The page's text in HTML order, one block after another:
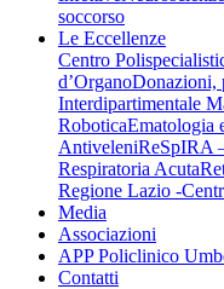
soccorso
Le Eccellenze
Centro
d’OrganoDonazioni,
Interdipartimentale
RoboticaEmatologia
AntiveleniReSpIRA
Respiratoria Acuta
Regione Lazio -
Media
Associazioni
APP Policlinico
Contatti